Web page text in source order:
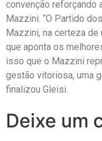
convenção reforçando
Mazzini. “O Partido
Mazzini, na certeza de
que aponta os
isso que o Mazzini
gestão vitoriosa, uma
finalizou Gleisi.
Deixe um